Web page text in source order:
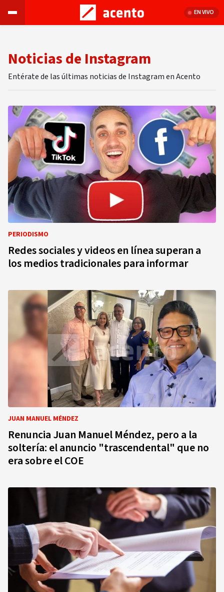
EN VIVO
Noticias de Instagram
Entérate de las últimas noticias de Instagram en Acento
PERIODISMO
Redes sociales y videos en línea superan a
los medios tradicionales para informar
JUAN MANUEL MÉNDEZ
Renuncia Juan Manuel Méndez, pero a la
soltería: el anuncio "trascendental" que no
era sobre el COE